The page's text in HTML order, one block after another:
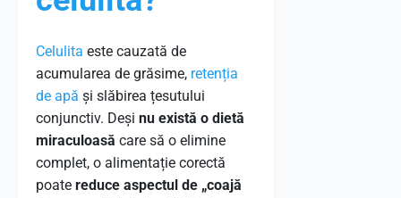
Celulita este cauzată de
acumularea de grăsime, retenția
de apă și slăbirea țesutului
conjunctiv. Deși nu există o dietă
miraculoasă care să o elimine
complet, o alimentație corectă
poate reduce aspectul de „coajă